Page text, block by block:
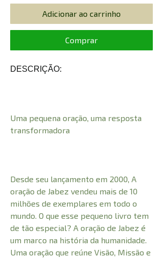
Adicionar ao carrinho
Comprar
DESCRIÇÃO:
Uma pequena oração, uma resposta
transformadora
Desde seu lançamento em 2000, A
oração de Jabez vendeu mais de 10
milhões de exemplares em todo o
mundo. O que esse pequeno livro tem
de tão especial? A oração de Jabez é
um marco na história da humanidade.
Uma oração que reúne Visão, Missão e